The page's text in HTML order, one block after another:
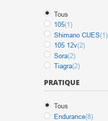
Tous
105(1)
Shimano CUES(1)
105 12v(2)
Sora(2)
Tiagra(2)
PRATIQUE
Tous
Endurance(8)